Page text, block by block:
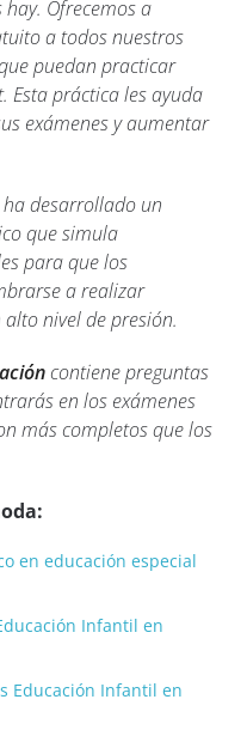
Ofrecemos a
a todos nuestros
puedan practicar
Esta práctica les ayuda
exámenes y aumentar
desarrollado un
que simula
para que los
a realizar
nivel de presión.
contiene preguntas
en los exámenes
más completos que los
en educación especial
Infantil en
Educación Infantil en